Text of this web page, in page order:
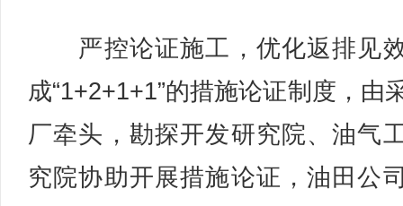
严控论证施工，优化返排见
成“1+2+1+1”的措施论证制度，由
厂牵头，勘探开发研究院、油气
究院协助开展措施论证，油田公